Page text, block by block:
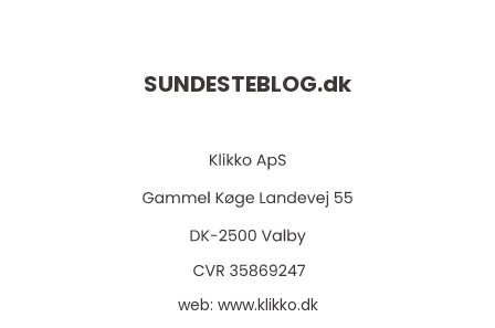
SUNDESTEBLOG.dk
web: www.klikko.dk